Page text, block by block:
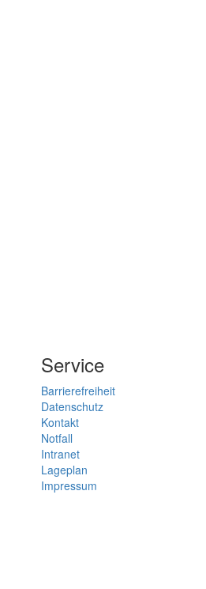
Service
Barrierefreiheit
Datenschutz
Kontakt
Notfall
Intranet
Lageplan
Impressum